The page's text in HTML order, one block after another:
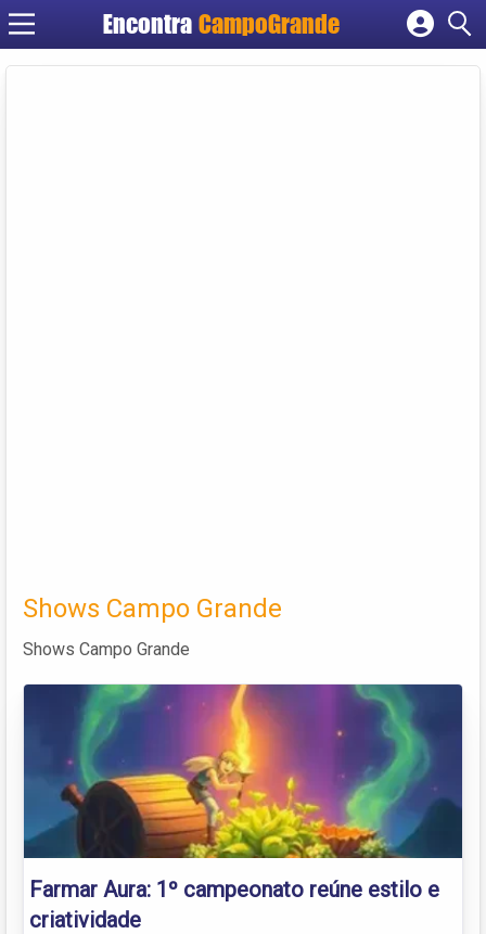
Encontra CampoGrande
Cadastrar empresa
Shows Campo Grande
Shows Campo Grande
Farmar Aura: 1º campeonato reúne estilo e
criatividade